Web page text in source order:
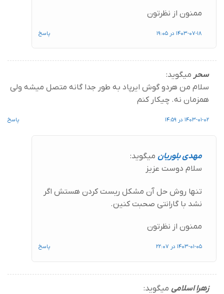
ممنون از نظرتون
1403-07-18 در 19:05 پاسخ
سحر میگوید:
سلام من هردو گوش ایرپاد به طور جدا گانه متصل میشه ولی
همزمان نه. چیکار کنم
1403-01-02 در 14:59 پاسخ
مهدی بلوریان میگوید:
سلام دوست عزیز
تنها روش حل آن مشکل ریست کردن هستش اگر
نشد با گارانتی صحبت کنین.
ممنون از نظرتون
1403-01-05 در 22:07 پاسخ
زهرا اسلامی میگوید: